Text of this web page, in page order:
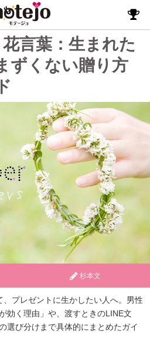
言葉：生まれた
ずくない贈り方
杉本文
プレゼントに生かしたい人へ。男性
効く理由」や、渡すときのLINE文
選び分けまで具体的にまとめたガイ